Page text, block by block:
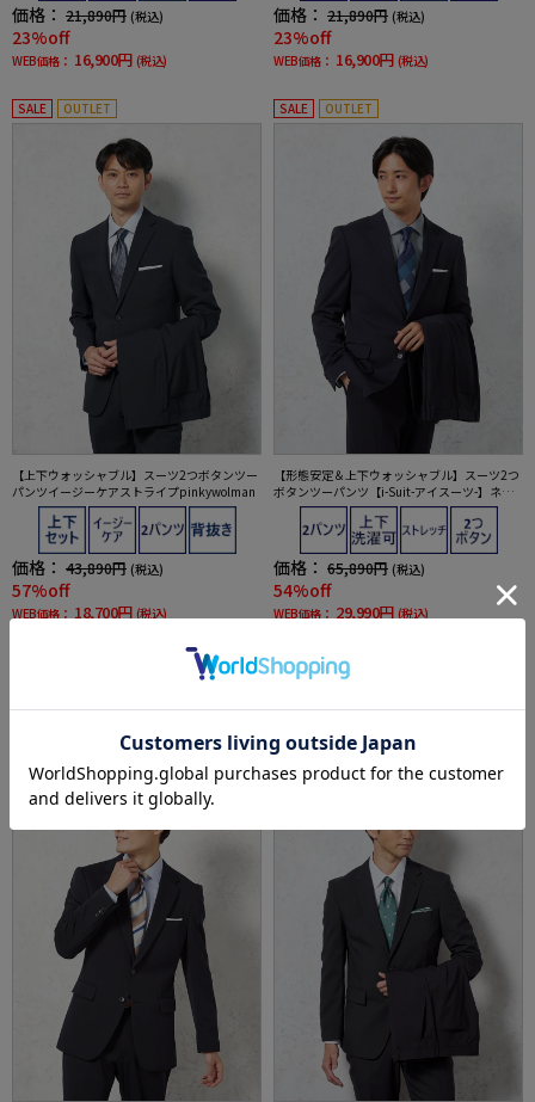
価格： 21,890円 (税込)
23%off
WEB価格： 16,900円 (税込)
価格： 21,890円 (税込)
23%off
WEB価格： 16,900円 (税込)
SALE OUTLET
【上下ウォッシャブル】スーツ2つボタンツー
パンツイージーケアストライプpinkywolman
価格： 43,890円 (税込)
57%off
WEB価格： 18,700円 (税込)
（2）
SALE OUTLET
【形態安定＆上下ウォッシャブル】スーツ2つ
ボタンツーパンツ【i-Suit-アイスーツ-】ネイ
ビーシャドウストライプリッケンバッカー通
価格： 65,890円 (税込)
54%off
WEB価格： 29,990円 (税込)
★2着目50%OFF対象
SALE OUTLET